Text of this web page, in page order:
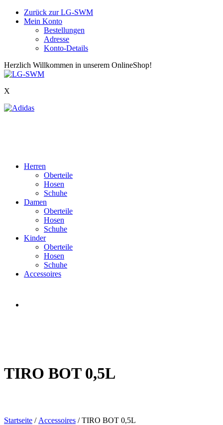
Zurück zur LG-SWM
Mein Konto
Bestellungen
Adresse
Konto-Details
Herzlich Willkommen in unserem OnlineShop!
X
Herren
Oberteile
Hosen
Schuhe
Damen
Oberteile
Hosen
Schuhe
Kinder
Oberteile
Hosen
Schuhe
Accessoires
TIRO BOT 0,5L
Startseite / Accessoires / TIRO BOT 0,5L